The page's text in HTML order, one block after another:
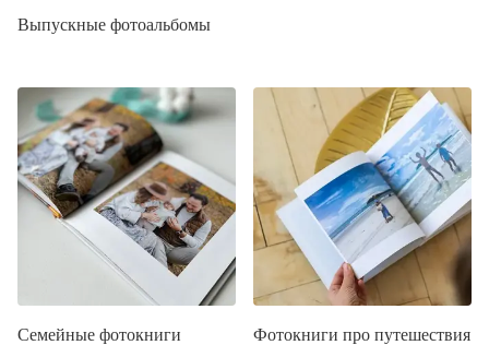
Выпускные фотоальбомы
Семейные фотокниги Фотокниги про путешествия